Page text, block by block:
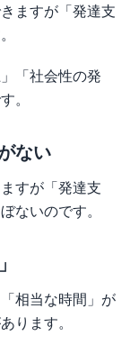
ますが「発達支
「社会性の発
。
ない
すが「発達支
ないのです。
相当な時間」が
ります。